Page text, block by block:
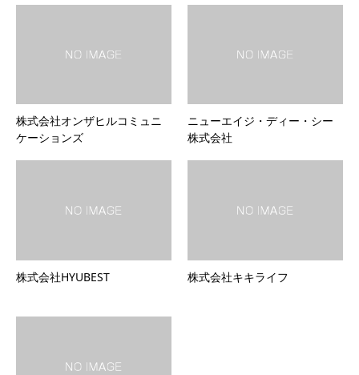
株式会社オンザヒルコミュニ
ケーションズ
ニューエイジ・ディー・シー
株式会社
株式会社HYUBEST 株式会社キキライフ